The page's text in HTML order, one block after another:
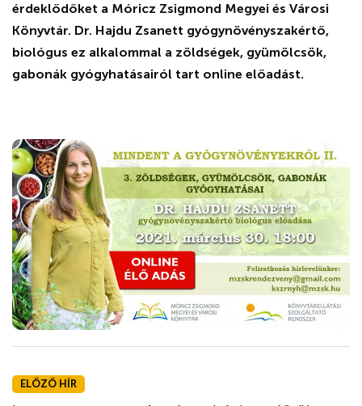
érdeklődőket a Móricz Zsigmond Megyei és Városi
Könyvtár. Dr. Hajdu Zsanett gyógynövényszakértő,
biológus ez alkalommal a zöldségek, gyümölcsök,
gabonák gyógyhatásairól tart online előadást.
ELŐZŐ HÍR